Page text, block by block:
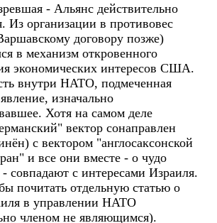
- Альянс действительно
Из организации в противовес
договору позже)
в механизм откровенного
экономических интересов США.
внутри НАТО, подмеченная
изначально
Хотя на самом деле
вектор сонаправлен
с вектором "англосаксонской
и все они вместе - о чудо
совпадают с интересами Израиля.
почитать отдельную статью о
в управлении НАТО
членом не являющимся).